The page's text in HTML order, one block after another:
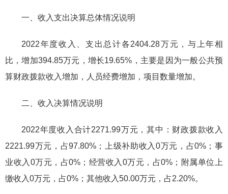
一、收入支出决算总体情况说明
2022年度收入、支出总计各2404.28万元，与上年相
比，增加394.85万元，增长19.65%，主要是因为一般公共预
算财政拨款收入增加，人员经费增加，项目数量增加。
二、收入决算情况说明
2022年度收入合计2271.99万元，其中：财政拨款收入
2221.99万元，占97.80%；上级补助收入0万元，占0%；事
业收入0万元，占0%；经营收入0万元，占0%；附属单位上
缴收入0万元，占0%；其他收入50.00万元，占2.20%。